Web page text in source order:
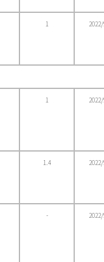
1
1
1.4
-